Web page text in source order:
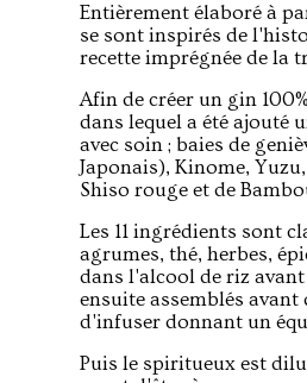
Entièrement élaboré à
se sont inspirés de
recette imprégnée de la
Afin de créer un gin
dans lequel a été ajouté
avec soin ; baies de
Japonais), Kinome,
Shiso rouge et de
Les 11 ingrédients sont
agrumes, thé, herbes,
dans l'alcool de riz
ensuite assemblés avant
d'infuser donnant un
Puis le spiritueux est